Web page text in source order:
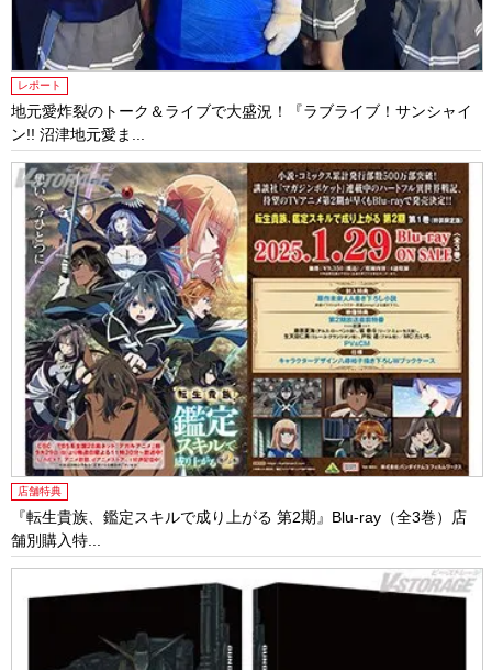
レポート
地元愛炸裂のトーク＆ライブで大盛況！『ラブライブ！サンシャイ
ン!! 沼津地元愛ま...
店舗特典
『転生貴族、鑑定スキルで成り上がる 第2期』Blu-ray（全3巻）店
舗別購入特...